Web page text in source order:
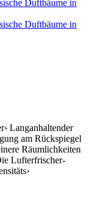
Langanhaltender
am Rückspiegel
Räumlichkeiten
Lufterfrischer-